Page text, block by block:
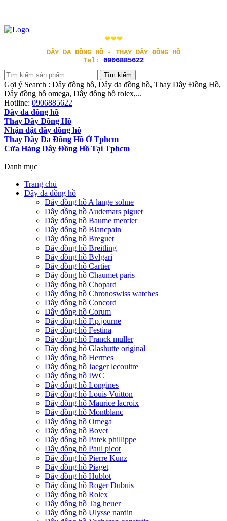
❤❤❤
DÂY DA ĐỒNG HỒ - THAY DÂY ĐỒNG HỒ
Tel: 0906885622
Gợi ý Search : Dây đông hồ, Dây da đồng hồ, Thay Dây Đồng Hồ,
Dây đồng hồ omega, Dây đồng hồ rolex,...
Hotline: 0906885622
Dây da đồng hồ
Thay Dây Đồng Hồ
Nhận đặt dây đồng hồ
Thay Dây Da Đồng Hồ Ở Tphcm
Cửa Hàng Dây Đồng Hồ Tại Tphcm
Danh mục
Trang chủ
Dây da đồng hồ
Dây đồng hồ A lange sohne
Dây đồng hồ Audemars piguet
Dây đồng hồ Baume mercier
Dây đồng hồ Blancpain
Dây đồng hồ Breguet
Dây đồng hồ Breitling
Dây đồng hồ Bvlgari
Dây đồng hồ Cartier
Dây đồng hồ Chaumet paris
Dây đồng hồ Chopard
Dây đồng hồ Chronoswiss watches
Dây đồng hồ Concord
Dây đồng hồ Corum
Dây đồng hồ F.p.journe
Dây đồng hồ Festina
Dây đồng hồ Franck muller
Dây đồng hồ Glashutte original
Dây đồng hồ Hermes
Dây đồng hồ Jaeger lecoultre
Dây đồng hồ IWC
Dây đồng hồ Longines
Dây đồng hồ Louis Vuitton
Dây đồng hồ Maurice lacroix
Dây đồng hồ Montblanc
Dây đồng hồ Omega
Dây đồng hồ Bovet
Dây đồng hồ Patek phillippe
Dây đồng hồ Paul picot
Dây đồng hồ Pierre Kunz
Dây đồng hồ Piaget
Dây đồng hồ Hublot
Dây đồng hồ Roger Dubuis
Dây đồng hồ Rolex
Dây đồng hồ Tag heuer
Dây đồng hồ Ulysse nardin